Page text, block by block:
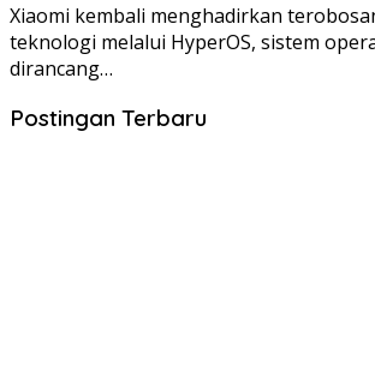
Xiaomi kembali menghadirkan
teknologi melalui HyperOS, sistem
dirancang…
Postingan Terbaru